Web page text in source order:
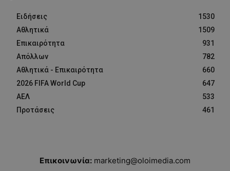
Ειδήσεις
1530
Αθλητικά
1509
Επικαιρότητα
931
Απόλλων
782
Αθλητικά - Επικαιρότητα
660
2026 FIFA World Cup
647
ΑΕΛ
533
Προτάσεις
461
Επικοινωνία: marketing@oloimedia.com